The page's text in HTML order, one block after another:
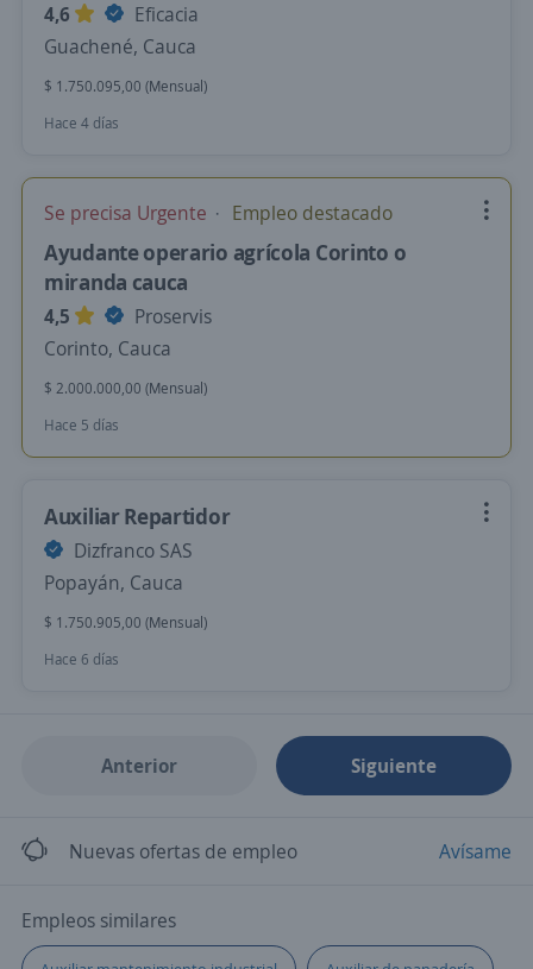
4,6
Eficacia
Guachené, Cauca
$ 1.750.095,00 (Mensual)
Hace 4 días
Se precisa Urgente Empleo destacado
Ayudante operario agrícola Corinto o
miranda cauca
4,5
Proservis
Corinto, Cauca
$ 2.000.000,00 (Mensual)
Hace 5 días
Auxiliar Repartidor
Dizfranco SAS
Popayán, Cauca
$ 1.750.905,00 (Mensual)
Hace 6 días
Anterior Siguiente
Nuevas ofertas de empleo Avísame
Empleos similares